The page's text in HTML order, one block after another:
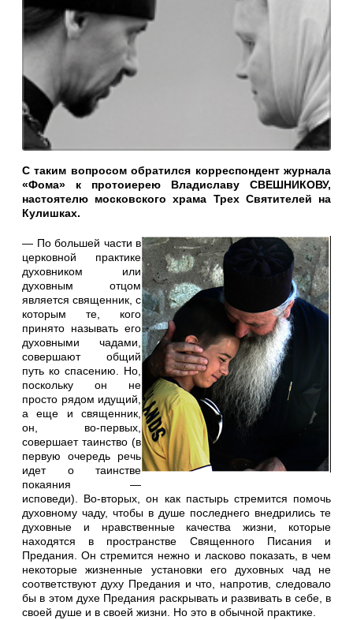
С таким вопросом обратился корреспондент журнала
«Фома» к протоиерею Владиславу СВЕШНИКОВУ,
настоятелю московского храма Трех Святителей на
Кулишках.
— По большей части в
церковной практике
духовником или
духовным отцом
является священник, с
которым те, кого
принято называть его
духовными чадами,
совершают общий
путь ко спасению. Но,
поскольку он не
просто рядом идущий,
а еще и священник,
он, во-первых,
совершает таинство (в
первую очередь речь
идет о таинстве
покаяния —
исповеди). Во-вторых, он как пастырь стремится помочь
духовному чаду, чтобы в душе последнего внедрились те
духовные и нравственные качества жизни, которые
находятся в пространстве Священного Писания и
Предания. Он стремится нежно и ласково показать, в чем
некоторые жизненные установки его духовных чад не
соответствуют духу Предания и что, напротив, следовало
бы в этом духе Предания раскрывать и развивать в себе, в
своей душе и в своей жизни. Но это в обычной практике.